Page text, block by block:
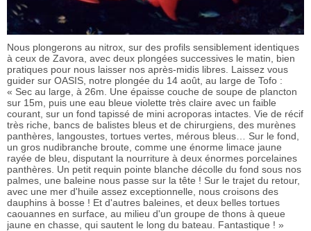
Nous plongerons au nitrox, sur des profils sensiblement identiques
à ceux de Zavora, avec deux plongées successives le matin, bien
pratiques pour nous laisser nos après-midis libres. Laissez vous
guider sur OASIS, notre plongée du 14 août, au large de Tofo :
« Sec au large, à 26m. Une épaisse couche de soupe de plancton
sur 15m, puis une eau bleue violette très claire avec un faible
courant, sur un fond tapissé de mini acroporas intactes. Vie de récif
très riche, bancs de balistes bleus et de chirurgiens, des murènes
panthères, langoustes, tortues vertes, mérous bleus… Sur le fond,
un gros nudibranche broute, comme une énorme limace jaune
rayée de bleu, disputant la nourriture à deux énormes porcelaines
panthères. Un petit requin pointe blanche décolle du fond sous nos
palmes, une baleine nous passe sur la tête ! Sur le trajet du retour,
avec une mer d'huile assez exceptionnelle, nous croisons des
dauphins à bosse ! Et d'autres baleines, et deux belles tortues
caouannes en surface, au milieu d'un groupe de thons à queue
jaune en chasse, qui sautent le long du bateau. Fantastique ! »